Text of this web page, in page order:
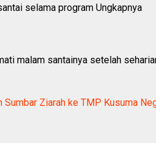
selama program Ungkapnya
malam santainya setelah
Sumbar Ziarah ke TMP Kusuma